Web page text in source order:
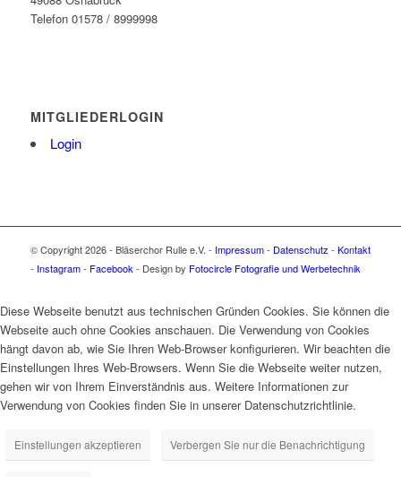
Telefon 01578 / 8999998
MITGLIEDERLOGIN
Login
© Copyright 2026 - Bläserchor Rulle e.V. - Impressum- Datenschutz - Kontakt
- Instagram- Facebook - Design by Fotocircle Fotografie und Werbetechnik
Diese Webseite benutzt aus technischen Gründen Cookies. Sie können die
Webseite auch ohne Cookies anschauen. Die Verwendung von Cookies
hängt davon ab, wie Sie Ihren Web-Browser konfigurieren. Wir beachten die
Einstellungen Ihres Web-Browsers. Wenn Sie die Webseite weiter nutzen,
gehen wir von Ihrem Einverständnis aus. Weitere Informationen zur
Verwendung von Cookies finden Sie in unserer Datenschutzrichtlinie.
Einstellungen akzeptieren Verbergen Sie nur die Benachrichtigung